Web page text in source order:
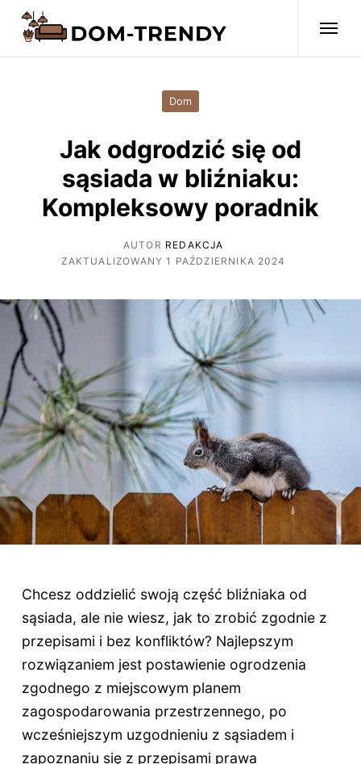
Dom
Jak odgrodzić się od
sąsiada w bliźniaku:
Kompleksowy poradnik
AUTOR REDAKCJA
ZAKTUALIZOWANY 1 PAŹDZIERNIKA 2024
Chcesz oddzielić swoją część bliźniaka od
sąsiada, ale nie wiesz, jak to zrobić zgodnie z
przepisami i bez konfliktów? Najlepszym
rozwiązaniem jest postawienie ogrodzenia
zgodnego z miejscowym planem
zagospodarowania przestrzennego, po
wcześniejszym uzgodnieniu z sąsiadem i
zapoznaniu się z przepisami prawa